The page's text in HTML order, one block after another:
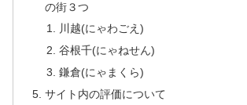
の街３つ
川越(にゃわごえ)
谷根千(にゃねせん)
鎌倉(にゃまくら)
サイト内の評価について